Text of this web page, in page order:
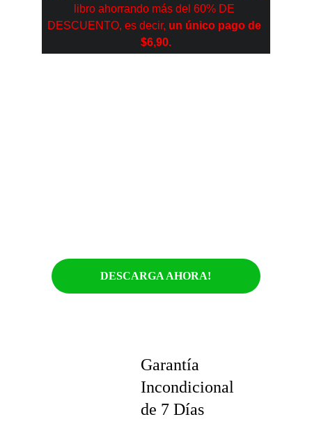
libro ahorrando más del 60% DE
DESCUENTO, es decir, un único pago de
$6,90.
DESCARGA AHORA!
Garantía
Incondicional
de 7 Días